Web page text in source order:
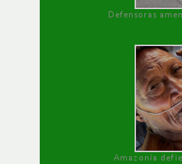
Defensoras
Amazonía